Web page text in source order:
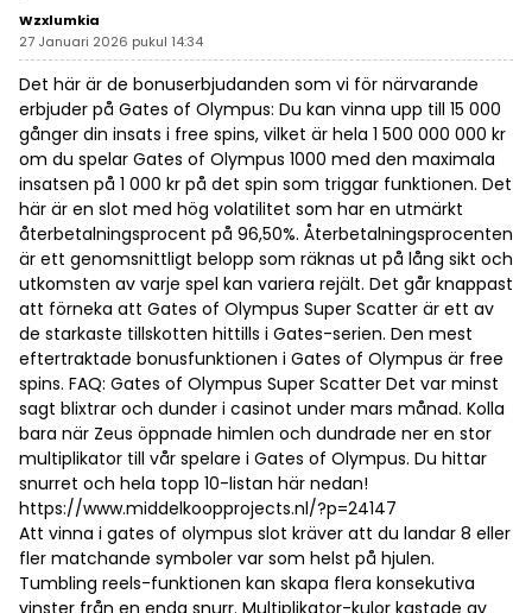
Wzxlumkia
27 Januari 2026 pukul 14:34
Det här är de bonuserbjudanden som vi för närvarande
erbjuder på Gates of Olympus: Du kan vinna upp till 15 000
gånger din insats i free spins, vilket är hela 1 500 000 000 kr
om du spelar Gates of Olympus 1000 med den maximala
insatsen på 1 000 kr på det spin som triggar funktionen. Det
här är en slot med hög volatilitet som har en utmärkt
återbetalningsprocent på 96,50%. Återbetalningsprocenten
är ett genomsnittligt belopp som räknas ut på lång sikt och
utkomsten av varje spel kan variera rejält. Det går knappast
att förneka att Gates of Olympus Super Scatter är ett av
de starkaste tillskotten hittills i Gates-serien. Den mest
eftertraktade bonusfunktionen i Gates of Olympus är free
spins. FAQ: Gates of Olympus Super Scatter Det var minst
sagt blixtrar och dunder i casinot under mars månad. Kolla
bara när Zeus öppnade himlen och dundrade ner en stor
multiplikator till vår spelare i Gates of Olympus. Du hittar
snurret och hela topp 10-listan här nedan!
https://www.middelkoopprojects.nl/?p=24147
Att vinna i gates of olympus slot kräver att du landar 8 eller
fler matchande symboler var som helst på hjulen.
Tumbling reels-funktionen kan skapa flera konsekutiva